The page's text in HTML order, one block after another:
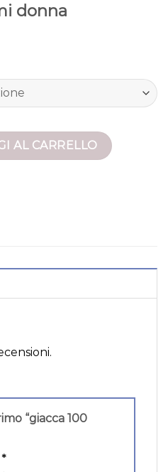
donna
AL CARRELLO
“giacca 100
*